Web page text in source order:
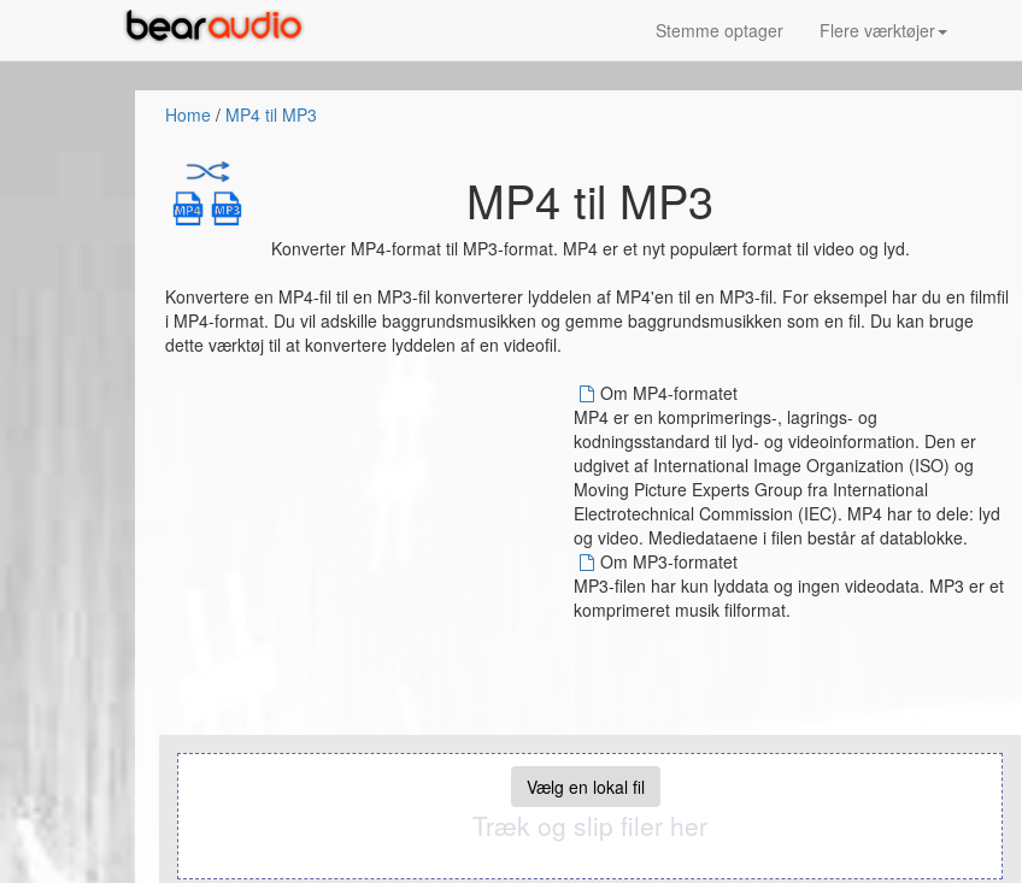
Stemme optager Flere værktøjer
Home / MP4 til MP3
MP4 til MP3
Konverter MP4-format til MP3-format. MP4 er et nyt populært format til video og lyd.
Konvertere en MP4-fil til en MP3-fil konverterer lyddelen af ​​MP4'en til en MP3-fil. For eksempel har du en filmfil
i MP4-format. Du vil adskille baggrundsmusikken og gemme baggrundsmusikken som en fil. Du kan bruge
dette værktøj til at konvertere lyddelen af ​​en videofil.
Om MP4-formatet
MP4 er en komprimerings-, lagrings- og
kodningsstandard til lyd- og videoinformation. Den er
udgivet af International Image Organization (ISO) og
Moving Picture Experts Group fra International
Electrotechnical Commission (IEC). MP4 har to dele: lyd
og video. Mediedataene i filen består af datablokke.
Om MP3-formatet
MP3-filen har kun lyddata og ingen videodata. MP3 er et
komprimeret musik filformat.
Vælg en lokal fil
Træk og slip filer her